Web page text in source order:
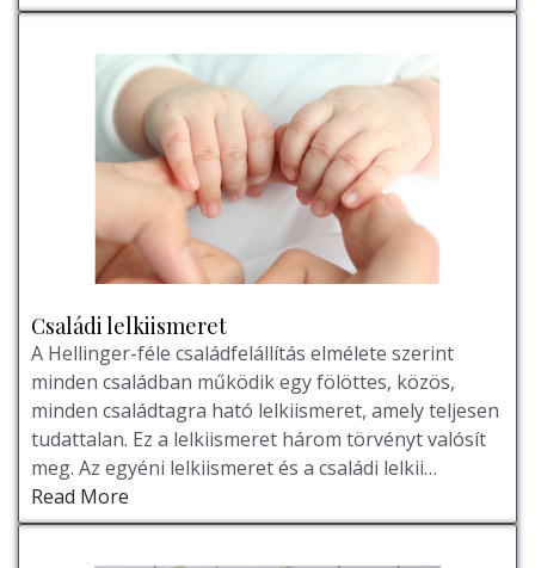
Családi lelkiismeret
A Hellinger-féle családfelállítás elmélete szerint
minden családban működik egy fölöttes, közös,
minden családtagra ható lelkiismeret, amely teljesen
tudattalan. Ez a lelkiismeret három törvényt valósít
meg. Az egyéni lelkiismeret és a családi lelkii…
Read More